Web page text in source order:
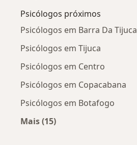
Psicólogos próximos
Psicólogos em Barra Da Tijuca
Psicólogos em Tijuca
Psicólogos em Centro
Psicólogos em Copacabana
Psicólogos em Botafogo
Mais (15)